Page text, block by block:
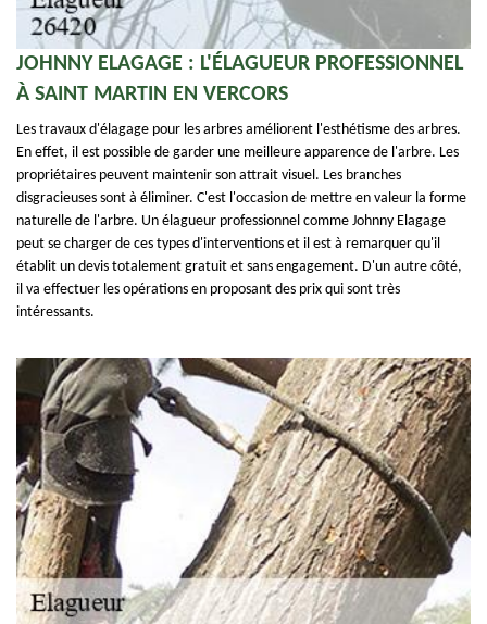
JOHNNY ELAGAGE : L'ÉLAGUEUR PROFESSIONNEL
À SAINT MARTIN EN VERCORS
Les travaux d'élagage pour les arbres améliorent l'esthétisme des arbres.
En effet, il est possible de garder une meilleure apparence de l'arbre. Les
propriétaires peuvent maintenir son attrait visuel. Les branches
disgracieuses sont à éliminer. C'est l'occasion de mettre en valeur la forme
naturelle de l'arbre. Un élagueur professionnel comme Johnny Elagage
peut se charger de ces types d'interventions et il est à remarquer qu'il
établit un devis totalement gratuit et sans engagement. D'un autre côté,
il va effectuer les opérations en proposant des prix qui sont très
intéressants.